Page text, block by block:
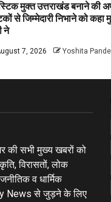
मुक्त उत्तराखंड बनाने की
से जिम्मेदारी निभाने को कहा
ने
7, 2026 Yoshita
की सभी मुख्य खबरों को
विरासतों, लोक
व धार्मिक
News से जुड़ने के लिए